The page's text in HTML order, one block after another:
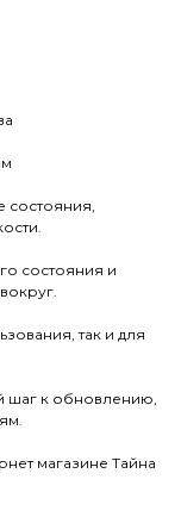
состояния,
состояния и
так и для
шаг к обновлению,
магазине Тайна